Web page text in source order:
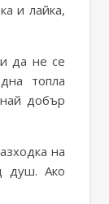
и лайка,
да не се
топла
добър
на
душ. Ако